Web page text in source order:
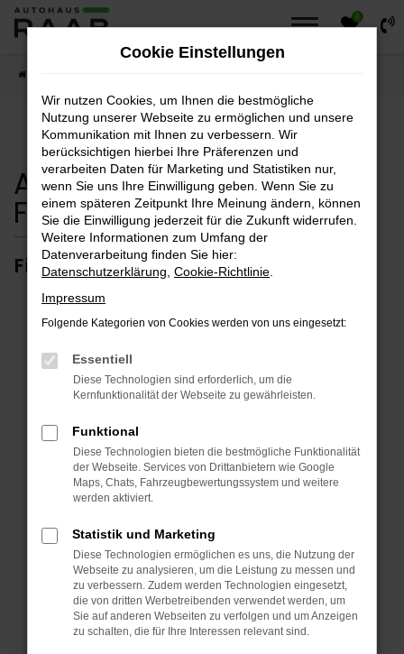
Zum
0
Autohaus Raab
Fahrzeugsuche
Finden sie ihr Traumfahrzeug.
Fehler: Network Error
Beim Laden ist ein Fehler aufgetreten.
Überprüfe deine Firewall und deine
Internetverbindung.
Laden andere Webseiten, zum Beispiel deine
Prüfe deine Browsererweiterungen.
Manche Erweiterungen, wie Werbeblocker,
können das Laden bestimmter Seiten
verhindern. Funktioniert die Seite in einem
anderen Browser oder in einem privaten
Fenster?
Cookie Einstellungen
Wir nutzen Cookies, um Ihnen die bestmögliche
Nutzung unserer Webseite zu ermöglichen und unsere
Kommunikation mit Ihnen zu verbessern. Wir
berücksichtigen hierbei Ihre Präferenzen und
verarbeiten Daten für Marketing und Statistiken nur,
wenn Sie uns Ihre Einwilligung geben. Wenn Sie zu
einem späteren Zeitpunkt Ihre Meinung ändern, können
Sie die Einwilligung jederzeit für die Zukunft widerrufen.
Weitere Informationen zum Umfang der
Datenverarbeitung finden Sie hier:
Datenschutzerklärung Cookie-Richtlinie
Impressum
Folgende Kategorien von Cookies werden von uns eingesetzt:
Essentiell
Diese Technologien sind erforderlich, um die
Kernfunktionalität der Webseite zu gewährleisten.
Funktional
Diese Technologien bieten die bestmögliche Funktionalität
der Webseite. Services von Drittanbietern wie Google
Maps, Chats, Fahrzeugbewertungssystem und weitere
werden aktiviert.
Statistik und Marketing
Diese Technologien ermöglichen es uns, die Nutzung der
Webseite zu analysieren, um die Leistung zu messen und
zu verbessern. Zudem werden Technologien eingesetzt,
die von dritten Werbetreibenden verwendet werden, um
Sie auf anderen Webseiten zu verfolgen und um Anzeigen
zu schalten, die für Ihre Interessen relevant sind.